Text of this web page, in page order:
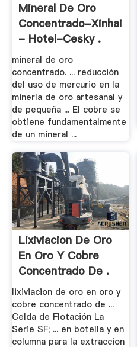
Mineral De Oro
Concentrado-Xinhai
- Hotel-Cesky .
mineral de oro
concentrado. ... reducción
del uso de mercurio en la
minería de oro artesanal y
de pequeña ... El cobre se
obtiene fundamentalmente
de un mineral ...
Lixiviacion De Oro
En Oro Y Cobre
Concentrado De .
lixiviacion de oro en oro y
cobre concentrado de ...
Celda de Flotación La
Serie SF; ... en botella y en
columna para la extraccion